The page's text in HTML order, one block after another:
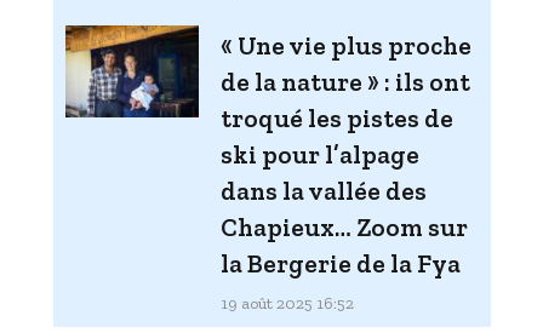
« Une vie plus proche
de la nature » : ils ont
troqué les pistes de
ski pour l’alpage
dans la vallée des
Chapieux… Zoom sur
la Bergerie de la Fya
19 août 2025 16:52